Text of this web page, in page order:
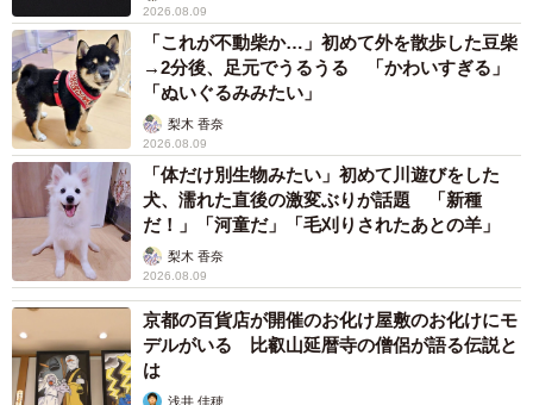
い方の講習会が開かれた（５月１９日、県庁）
激しい暴力行為に対応するため、滋賀県は昨年度から刺
股の配備に力を入れ、5月19日には職員が使い方を学んだ。
高島市も県警と連携し、刺股の講習会を実施。米原市は
2023年に不当要求行為等対策条例を制定、滋賀弁護士会と
協定を結ぶなど態勢を強化している。
総務省が全国388自治体の職員を対象に昨年行った調査に
よると、過去3年でカスハラを経験した割合は35・0％。厚
生労働省が昨年公表した民間企業対象の調査結果の10・8％
を大幅に上回った。
2026.08.09
「これが不動柴か…」初めて外を散歩した豆柴
→2分後、足元でうるうる 「かわいすぎる」
「ぬいぐるみみたい」
梨木 香奈
2026.08.09
「体だけ別生物みたい」初めて川遊びをした
犬、濡れた直後の激変ぶりが話題 「新種
だ！」「河童だ」「毛刈りされたあとの羊」
梨木 香奈
2026.08.09
京都の百貨店が開催のお化け屋敷のお化けにモ
デルがいる 比叡山延暦寺の僧侶が語る伝説と
は
浅井 佳穂